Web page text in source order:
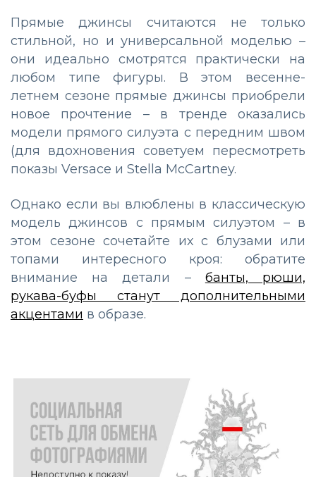
Прямые джинсы считаются не только
стильной, но и универсальной моделью –
они идеально смотрятся практически на
любом типе фигуры. В этом весенне-
летнем сезоне прямые джинсы приобрели
новое прочтение – в тренде оказались
модели прямого силуэта с передним швом
(для вдохновения советуем пересмотреть
показы Versace и Stella McCartney.
Однако если вы влюблены в классическую
модель джинсов с прямым силуэтом – в
этом сезоне сочетайте их с блузами или
топами интересного кроя: обратите
внимание на детали – банты, рюши,
рукава-буфы станут дополнительными
акцентами в образе.